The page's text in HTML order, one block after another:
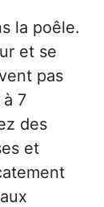
la poêle.
et se
pas
7
des
et